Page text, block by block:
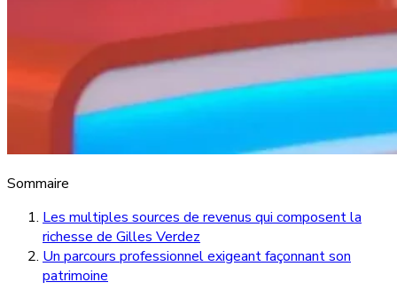
Sommaire
Les multiples sources de revenus qui composent la
richesse de Gilles Verdez
Un parcours professionnel exigeant façonnant son
patrimoine